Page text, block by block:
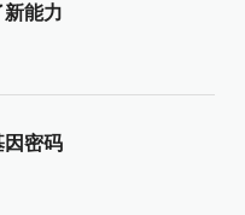
能力
因密码